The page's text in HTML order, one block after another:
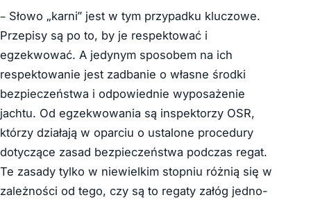
– Słowo „karni” jest w tym przypadku kluczowe.
Przepisy są po to, by je respektować i
egzekwować. A jedynym sposobem na ich
respektowanie jest zadbanie o własne środki
bezpieczeństwa i odpowiednie wyposażenie
jachtu. Od egzekwowania są inspektorzy OSR,
którzy działają w oparciu o ustalone procedury
dotyczące zasad bezpieczeństwa podczas regat.
Te zasady tylko w niewielkim stopniu różnią się w
zależności od tego, czy są to regaty załóg jedno-